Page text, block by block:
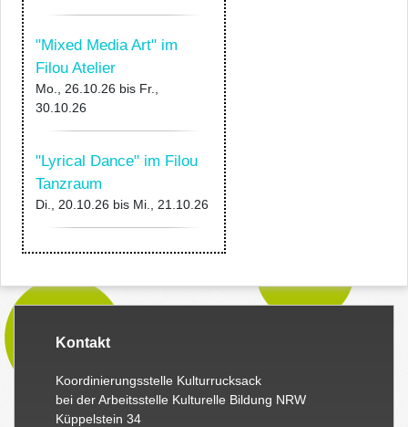
"Mixed Media Art" im
Filou Atelier
Mo., 26.10.26 bis Fr.,
30.10.26
"Lyrical Dance" im Filou
Tanzraum
Di., 20.10.26 bis Mi., 21.10.26
Kontakt
Koordinierungsstelle Kulturrucksack
bei der Arbeitsstelle Kulturelle Bildung NRW
Küppelstein 34